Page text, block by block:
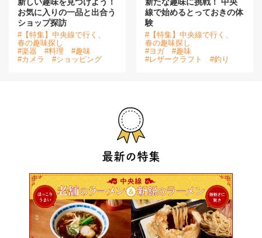
最新の特集
お気に入りの一品と出合う
ショップ探訪
#【特集】中央線で行く、
春の趣味探し
#楽器
#料理
#趣味
#カメラ
#ショッピング
線で始めるとっておきの体
験
#【特集】中央線で行く、
春の趣味探し
#ヨガ
#趣味
#レザークラフト
#釣り